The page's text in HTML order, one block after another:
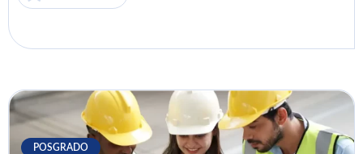
POSGRADO